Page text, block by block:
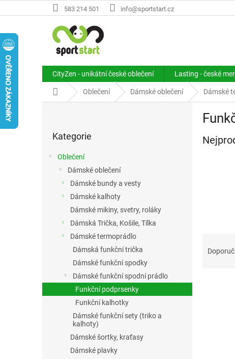
na
583 214 501 info@sportstart.cz
CityZen - unikátní české oblečení Lasting - české
Domů Oblečení Dámské oblečení Dámské
kategorie
Kategorie
Oblečení
Dámské oblečení
Dámské bundy a vesty
Dámské kalhoty
Dámské mikiny, svetry, roláky
Dámská Trička, Košile, Tílka
Dámské termoprádlo
Dámská funkční trička
Dámské funkční spodky
Dámské funkční spodní prádlo
Funkční podprsenky
Funkční kalhotky
Dámské funkční sety (triko a
kalhoty)
Dámské šortky, kraťasy
Dámské plavky